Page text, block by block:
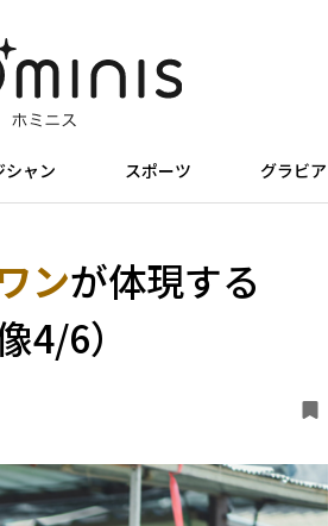
シャン スポーツ グラビア
ンが体現する
4/6）